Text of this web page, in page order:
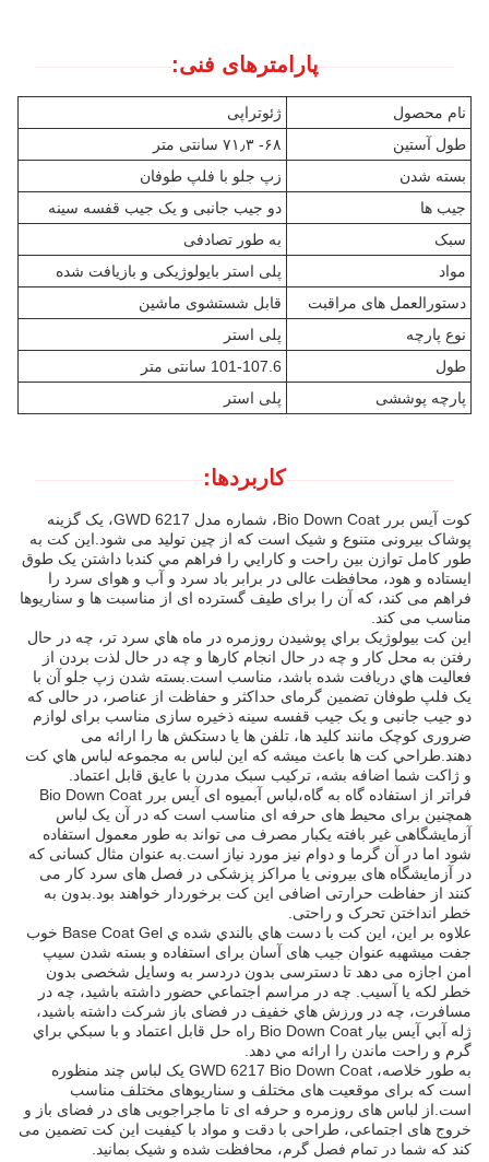
پارامترهای فنی:
نام محصول
ژئوتراپی
طول آستین
۶۸- ۷۱٫۳ سانتی متر
بسته شدن
زپ جلو با فلپ طوفان
جیب ها
دو جیب جانبی و یک جیب قفسه سینه
سبک
به طور تصادفی
مواد
پلی استر بایولوژیکی و بازیافت شده
دستورالعمل های مراقبت
قابل شستشوی ماشین
نوع پارچه
پلی استر
طول
101-107.6 سانتی متر
پارچه پوششی
پلی استر
کاربردها:
کوت آیس برر Bio Down Coat، شماره مدل GWD 6217، یک گزینه
پوشاک بیرونی متنوع و شیک است که از چین تولید می شود.اين کت به
طور کامل توازن بين راحت و کارايي را فراهم مي کندبا داشتن یک طوق
ایستاده و هود، محافظت عالی در برابر باد سرد و آب و هوای سرد را
فراهم می کند، که آن را برای طیف گسترده ای از مناسبت ها و سناریوها
مناسب می کند.
اين کت بيولوژيک براي پوشيدن روزمره در ماه هاي سرد تر، چه در حال
رفتن به محل کار و چه در حال انجام کارها و چه در حال لذت بردن از
فعاليت هاي دريافت شده باشد، مناسب است.بسته شدن زپ جلو آن با
یک فلپ طوفان تضمین گرمای حداکثر و حفاظت از عناصر، در حالی که
دو جیب جانبی و یک جیب قفسه سینه ذخیره سازی مناسب برای لوازم
ضروری کوچک مانند کلید ها، تلفن ها یا دستکش ها را ارائه می
دهند.طراحي کت ها باعث ميشه که اين لباس به مجموعه لباس هاي کت
و ژاکت شما اضافه بشه، ترکیب سبک مدرن با عایق قابل اعتماد.
فراتر از استفاده گاه به گاه،لباس آبمیوه ای آیس برر Bio Down Coat
همچنین برای محیط های حرفه ای مناسب است که در آن یک لباس
آزمایشگاهی غیر بافته یکبار مصرف می تواند به طور معمول استفاده
شود اما در آن گرما و دوام نیز مورد نیاز است.به عنوان مثال کسانی که
در آزمایشگاه های بیرونی یا مراکز پزشکی در فصل های سرد کار می
کنند از حفاظت حرارتی اضافی این کت برخوردار خواهند بود.بدون به
خطر انداختن تحرک و راحتی.
علاوه بر اين، اين کت با دست هاي بالندي شده ي Base Coat Gel خوب
جفت ميشهبه عنوان جیب های آسان برای استفاده و بسته شدن سیپ
امن اجازه می دهد تا دسترسی بدون دردسر به وسایل شخصی بدون
خطر لکه یا آسیب. چه در مراسم اجتماعي حضور داشته باشيد، چه در
مسافرت، چه در ورزش هاي خفيف در فضای باز شرکت داشته باشيد،
ژله آبي آيس بيار Bio Down Coat راه حل قابل اعتماد و با سبکي براي
گرم و راحت ماندن را ارائه مي دهد.
به طور خلاصه، GWD 6217 Bio Down Coat یک لباس چند منظوره
است که برای موقعیت های مختلف و سناریوهای مختلف مناسب
است.از لباس های روزمره و حرفه ای تا ماجراجویی های در فضای باز و
خروج های اجتماعی، طراحی با دقت و مواد با کیفیت این کت تضمین می
کند که شما در تمام فصل گرم، محافظت شده و شیک بمانید.